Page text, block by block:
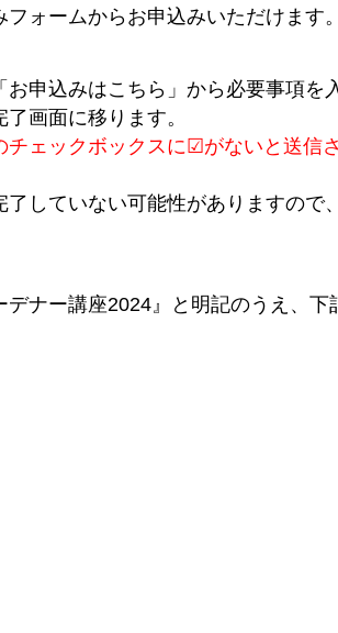
ォームからお申込みいただけます
申込みはこちら」から必要事項を
画面に移ります。
ェックボックスに☑がないと送信
していない可能性がありますので
ナー講座2024』と明記のうえ、下